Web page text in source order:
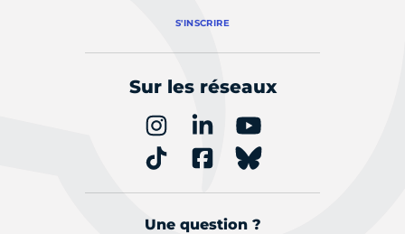
S'INSCRIRE
Sur les réseaux
Une question ?